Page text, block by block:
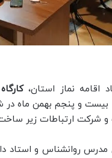
اقامه نماز استان،
بیست و پنجم بهمن ماه در
شرکت ارتباطات زیر ساخت
مدرس روانشناس و استاد